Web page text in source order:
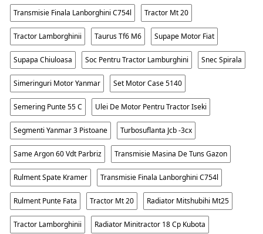
Transmisie Finala Lanborghini C754l Tractor Mt 20
Tractor Lamborghinii Taurus Tf6 M6 Supape Motor Fiat
Supapa Chiuloasa Soc Pentru Tractor Lamburghini Snec Spirala
Simeringuri Motor Yanmar Set Motor Case 5140
Semering Punte 55 C Ulei De Motor Pentru Tractor Iseki
Segmenti Yanmar 3 Pistoane Turbosuflanta Jcb -3cx
Same Argon 60 Vdt Parbriz Transmisie Masina De Tuns Gazon
Rulment Spate Kramer Transmisie Finala Lanborghini C754l
Rulment Punte Fata Tractor Mt 20 Radiator Mitshubihi Mt25
Tractor Lamborghinii Radiator Minitractor 18 Cp Kubota